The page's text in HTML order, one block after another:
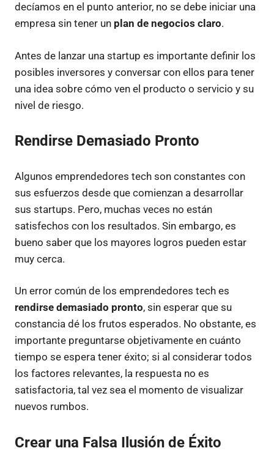
decíamos en el punto anterior, no se debe iniciar una
empresa sin tener un plan de negocios claro.
Antes de lanzar una startup es importante definir los
posibles inversores y conversar con ellos para tener
una idea sobre cómo ven el producto o servicio y su
nivel de riesgo.
Rendirse Demasiado Pronto
Algunos emprendedores tech son constantes con
sus esfuerzos desde que comienzan a desarrollar
sus startups. Pero, muchas veces no están
satisfechos con los resultados. Sin embargo, es
bueno saber que los mayores logros pueden estar
muy cerca.
Un error común de los emprendedores tech es
rendirse demasiado pronto, sin esperar que su
constancia dé los frutos esperados. No obstante, es
importante preguntarse objetivamente en cuánto
tiempo se espera tener éxito; si al considerar todos
los factores relevantes, la respuesta no es
satisfactoria, tal vez sea el momento de visualizar
nuevos rumbos.
Crear una Falsa Ilusión de Éxito